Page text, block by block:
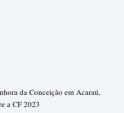
da Conceição em Acaraú,
a CF 2023